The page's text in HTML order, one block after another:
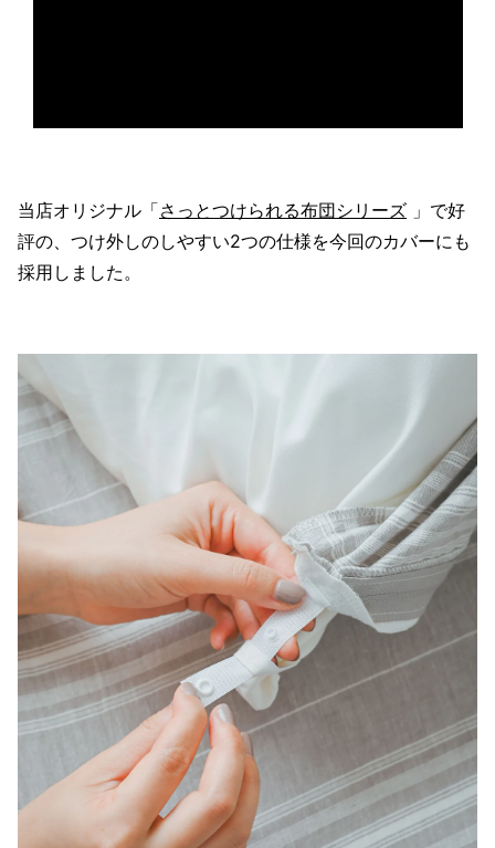
当店オリジナル「さっとつけられる布団シリーズ 」で好
評の、つけ外しのしやすい2つの仕様を今回のカバーにも
採用しました。